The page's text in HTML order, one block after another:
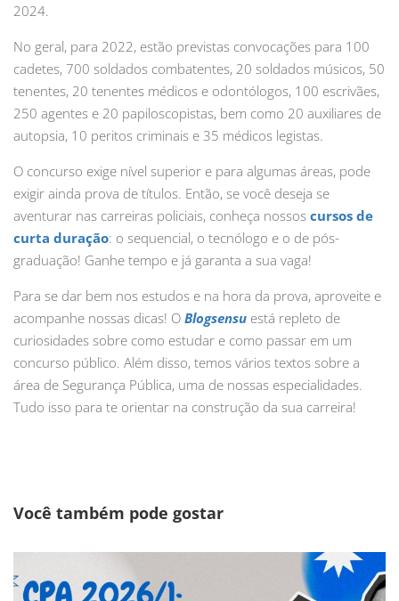
2024.
No geral, para 2022, estão previstas convocações para 100
cadetes, 700 soldados combatentes, 20 soldados músicos, 50
tenentes, 20 tenentes médicos e odontólogos, 100 escrivães,
250 agentes e 20 papiloscopistas, bem como 20 auxiliares de
autopsia, 10 peritos criminais e 35 médicos legistas.
O concurso exige nível superior e para algumas áreas, pode
exigir ainda prova de títulos. Então, se você deseja se
aventurar nas carreiras policiais, conheça nossos cursos de
curta duração: o sequencial, o tecnólogo e o de pós-
graduação! Ganhe tempo e já garanta a sua vaga!
Para se dar bem nos estudos e na hora da prova, aproveite e
acompanhe nossas dicas! O Blogsensu está repleto de
curiosidades sobre como estudar e como passar em um
concurso público. Além disso, temos vários textos sobre a
área de Segurança Pública, uma de nossas especialidades.
Tudo isso para te orientar na construção da sua carreira!
Você também pode gostar